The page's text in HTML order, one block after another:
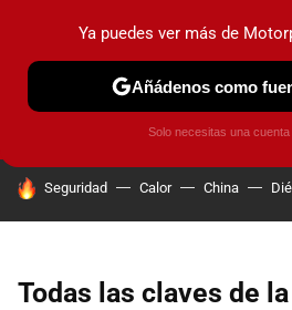
PRUEBAS COCHES ELÉCTRICOS
HOY SE HABLA DE
Seguridad Calor China
Todas las claves de
Ya puedes ver más de
Añádenos como
Solo necesitas una